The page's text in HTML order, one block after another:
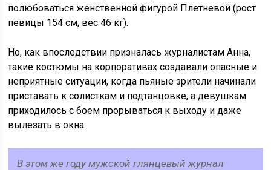
полюбоваться женственной фигурой Плетневой (рост
певицы 154 см, вес 46 кг).
Но, как впоследствии призналась журналистам Анна,
такие костюмы на корпоративах создавали опасные и
неприятные ситуации, когда пьяные зрители начинали
приставать к солисткам и подтанцовке, а девушкам
приходилось с боем прорываться к выходу и даже
вылезать в окна.
В этом же году мужской глянцевый журнал